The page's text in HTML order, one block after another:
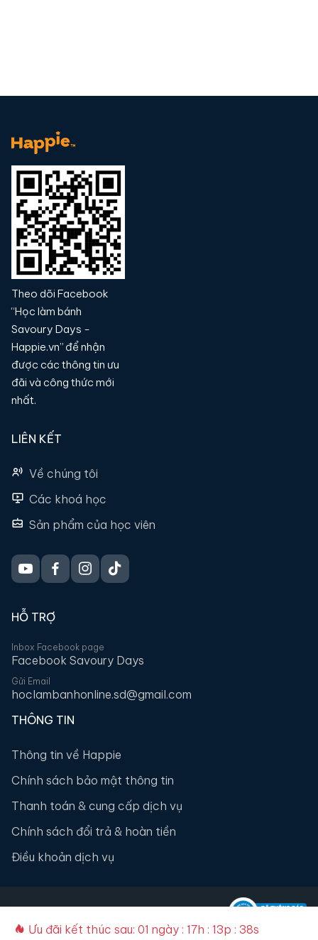
Ưu đãi kết thúc sau: 01 ngày : 17h : 13p : 37s
Theo dõi Facebook
“Học làm bánh
Savoury Days -
Happie.vn” để nhận
được các thông tin ưu
đãi và công thức mới
nhất.
LIÊN KẾT
Về chúng tôi
Các khoá học
Sản phẩm của học viên
HỖ TRỢ
Inbox Facebook page
Facebook Savoury Days
Gửi Email
hoclambanhonline.sd@gmail.com
THÔNG TIN
Thông tin về Happie
Chính sách bảo mật thông tin
Thanh toán & cung cấp dịch vụ
Chính sách đổi trả & hoàn tiền
Điều khoản dịch vụ